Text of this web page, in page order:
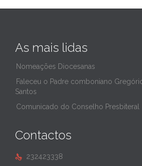
As mais lidas
Nomeações Diocesanas
Faleceu o Padre comboniano
Santos
Comunicado do Conselho Presbiteral
Contactos
 232423338